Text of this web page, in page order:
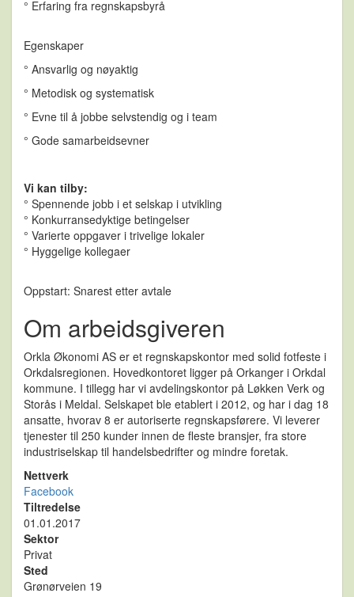
° Erfaring fra regnskapsbyrå
Egenskaper
° Ansvarlig og nøyaktig
° Metodisk og systematisk
° Evne til å jobbe selvstendig og i team
° Gode samarbeidsevner
Vi kan tilby:
° Spennende jobb i et selskap i utvikling
° Konkurransedyktige betingelser
° Varierte oppgaver i trivelige lokaler
° Hyggelige kollegaer
Oppstart: Snarest etter avtale
Om arbeidsgiveren
Orkla Økonomi AS er et regnskapskontor med solid fotfeste i
Orkdalsregionen. Hovedkontoret ligger på Orkanger i Orkdal
kommune. I tillegg har vi avdelingskontor på Løkken Verk og
Storås i Meldal. Selskapet ble etablert i 2012, og har i dag 18
ansatte, hvorav 8 er autoriserte regnskapsførere. Vi leverer
tjenester til 250 kunder innen de fleste bransjer, fra store
industriselskap til handelsbedrifter og mindre foretak.
Nettverk
Facebook
Tiltredelse
01.01.2017
Sektor
Privat
Sted
Grønørveien 19